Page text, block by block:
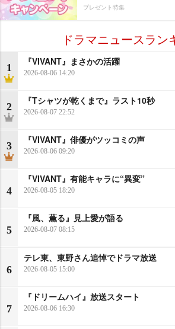
プレゼント特集
ドラマニュースラン
1
『VIVANT』まさかの活躍
2026-08-06 14:20
2
『Tシャツが乾くまで』ラスト10秒
2026-08-07 22:52
3
『VIVANT』俳優がツッコミの声
2026-08-06 09:20
4
『VIVANT』有能キャラに“異変”
2026-08-05 18:20
5
『風、薫る』見上愛が語る
2026-08-07 08:15
6
テレ東、東野さん追悼でドラマ放送
2026-08-05 15:00
7
『ドリームハイ』放送スタート
2026-08-06 16:30